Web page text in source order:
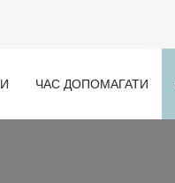
ЧАС ДОПОМАГАТИ